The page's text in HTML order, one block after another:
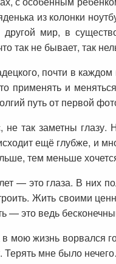
из колонки
мир, в
так не бывает, так
почти в
применять и
путь от первой
так заметны
ещё глубже, и
тем меньше
— это глаза. В них
Жить своими
— это ведь
в мою жизнь ворвался
Терять мне было